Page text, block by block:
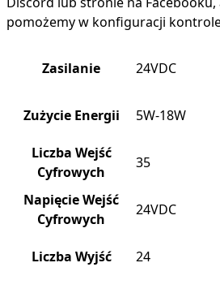
pomożemy w konfiguracji
Zasilanie 24VDC
Zużycie Energii 5W-18W
Liczba Wejść
Cyfrowych
35
Napięcie Wejść
Cyfrowych
24VDC
Liczba Wyjść 24